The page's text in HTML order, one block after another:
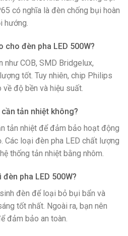
có nghĩa là đèn chống bụi hoàn
hướng.
cho đèn pha LED 500W?
như COB, SMD Bridgelux,
tốt. Tuy nhiên, chip Philips
độ bền và hiệu suất.
tản nhiệt không?
tản nhiệt để đảm bảo hoạt động
Các loại đèn pha LED chất lượng
thống tản nhiệt bằng nhôm.
pha LED 500W?
đèn để loại bỏ bụi bẩn và
tốt nhất. Ngoài ra, bạn nên
đảm bảo an toàn.